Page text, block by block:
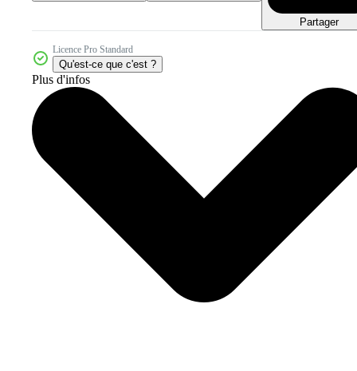
Partager
Licence Pro Standard
Qu'est-ce que c'est ?
Plus d'infos